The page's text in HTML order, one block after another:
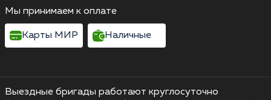
Выездные бригады работают круглосуточно
Мы принимаем к оплате
Карты МИР Наличные